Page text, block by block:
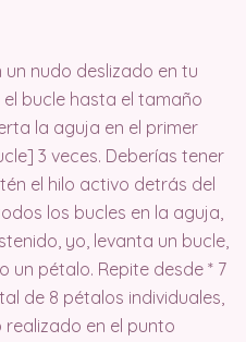
un nudo deslizado en tu
el bucle hasta el tamaño
la aguja en el primer
3 veces. Deberías tener
el hilo activo detrás del
los bucles en la aguja,
yo, levanta un bucle,
un pétalo. Repite desde * 7
de 8 pétalos individuales,
en el punto